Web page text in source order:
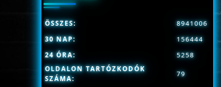
OLDALON TARTÓZKODÓK
SZÁMA:
79
ÖSSZES:
8941006
30 NAP:
156444
24 ÓRA:
5258